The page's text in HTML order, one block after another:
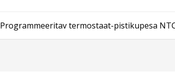
Programmeeritav termostaat-pistikupesa